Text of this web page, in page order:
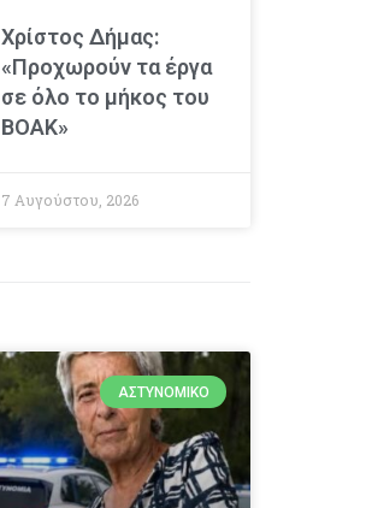
Χρίστος Δήμας:
«Προχωρούν τα έργα
σε όλο το μήκος του
ΒΟΑΚ»
7 Αυγούστου, 2026
ΑΣΤΥΝΟΜΙΚΌ